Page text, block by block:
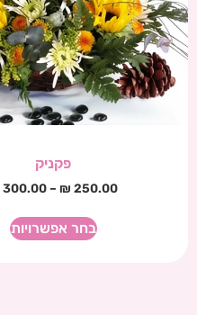
פקניק
₪ 250.00
–
300.00
בחר אפשרויות